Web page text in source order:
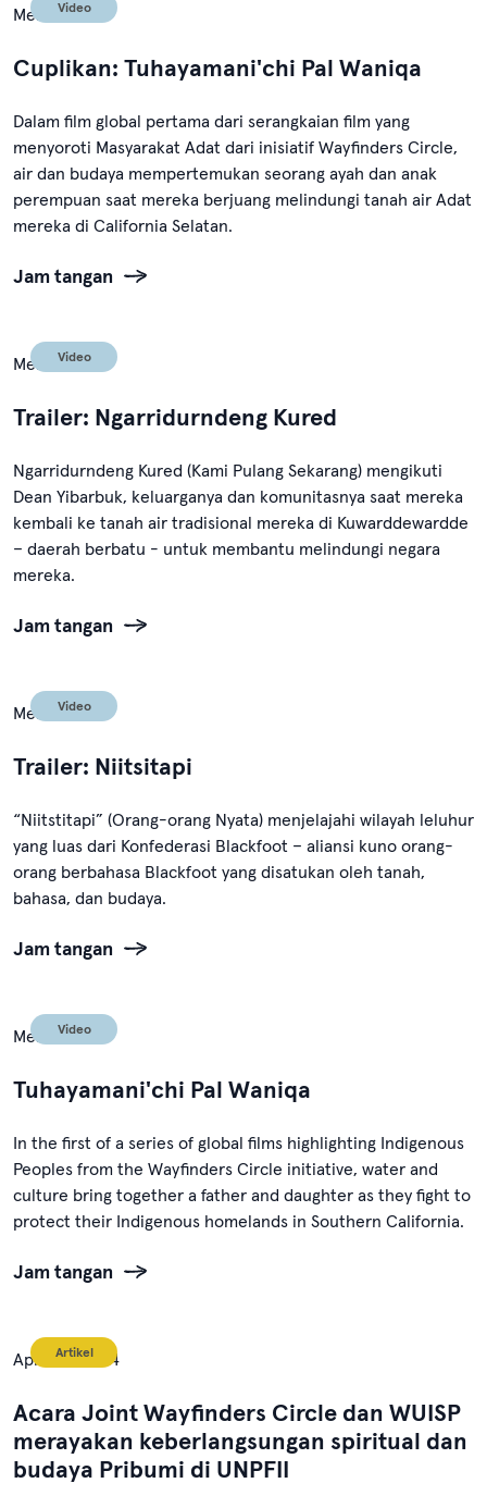
Video
Mei 12, 2024
Cuplikan: Tuhayamani'chi Pal Waniqa
Dalam film global pertama dari serangkaian film yang
menyoroti Masyarakat Adat dari inisiatif Wayfinders Circle,
air dan budaya mempertemukan seorang ayah dan anak
perempuan saat mereka berjuang melindungi tanah air Adat
mereka di California Selatan.
Jam tangan
Video
Mei 12, 2024
Trailer: Ngarridurndeng Kured
Ngarridurndeng Kured (Kami Pulang Sekarang) mengikuti
Dean Yibarbuk, keluarganya dan komunitasnya saat mereka
kembali ke tanah air tradisional mereka di Kuwarddewardde
– daerah berbatu - untuk membantu melindungi negara
mereka.
Jam tangan
Video
Mei 12, 2024
Trailer: Niitsitapi
“Niitstitapi” (Orang-orang Nyata) menjelajahi wilayah leluhur
yang luas dari Konfederasi Blackfoot – aliansi kuno orang-
orang berbahasa Blackfoot yang disatukan oleh tanah,
bahasa, dan budaya.
Jam tangan
Video
Mei 1, 2024
Tuhayamani'chi Pal Waniqa
In the first of a series of global films highlighting Indigenous
Peoples from the Wayfinders Circle initiative, water and
culture bring together a father and daughter as they fight to
protect their Indigenous homelands in Southern California.
Jam tangan
Artikel
April 30, 2024
Acara Joint Wayfinders Circle dan WUISP
merayakan keberlangsungan spiritual dan
budaya Pribumi di UNPFII